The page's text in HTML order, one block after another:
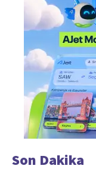
Son Dakika